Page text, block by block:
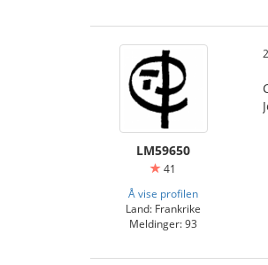
LM59650
41
Å vise profilen
Land: Frankrike
Meldinger: 93